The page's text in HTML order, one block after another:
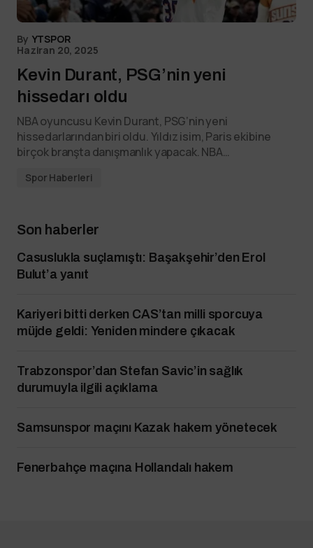
By YTSPOR
Haziran 20, 2025
Kevin Durant, PSG’nin yeni
hissedarı oldu
NBA oyuncusu Kevin Durant, PSG’nin yeni
hissedarlarından biri oldu. Yıldız isim, Paris ekibine
birçok branşta danışmanlık yapacak. NBA…
Spor Haberleri
Son haberler
Casuslukla suçlamıştı: Başakşehir’den Erol
Bulut’a yanıt
Kariyeri bitti derken CAS’tan milli sporcuya
müjde geldi: Yeniden mindere çıkacak
Trabzonspor’dan Stefan Savic’in sağlık
durumuyla ilgili açıklama
Samsunspor maçını Kazak hakem yönetecek
Fenerbahçe maçına Hollandalı hakem